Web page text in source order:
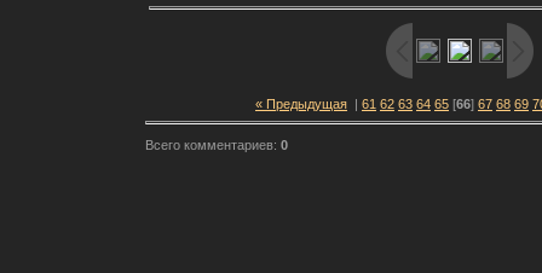
« Предыдущая | 61 62 63 64 65 [66] 67 68 69
Всего комментариев: 0